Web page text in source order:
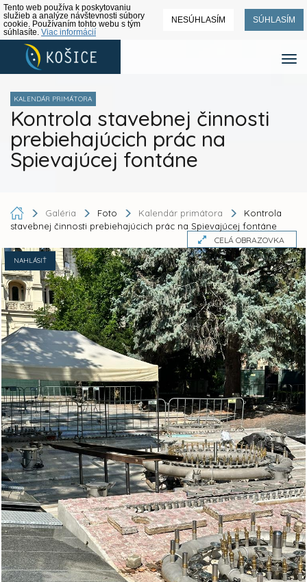
Tento web používa k poskytovaniu
služieb a analýze návštevnosti súbory
cookie. Používaním tohto webu s tým
súhlasíte. Viac informácií
NESÚHLASÍM SÚHLASÍM
KALENDÁR PRIMÁTORA
Kontrola stavebnej činnosti
prebiehajúcich prác na
Spievajúcej fontáne
Galéria Foto Kalendár primátora
Kontrola
stavebnej činnosti prebiehajúcich prác na Spievajúcej fontáne
CELÁ OBRAZOVKA
NAHLÁSIŤ